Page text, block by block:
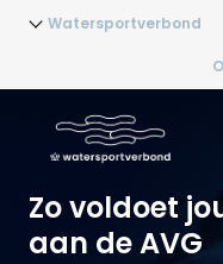
Watersportverbond
Zo voldoet
aan de AVG